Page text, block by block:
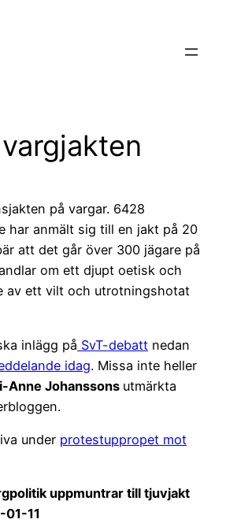
på vargar. 6428
har anmält sig till en jakt på 20
att det går över 300 jägare på
om ett djupt oetisk och
av ett vilt och utrotningshotat
inlägg på SvT-debatt nedan
idag. Missa inte heller
Anne Johanssons utmärkta
under protestuppropet mot
uppmuntrar till tjuvjakt
01-11